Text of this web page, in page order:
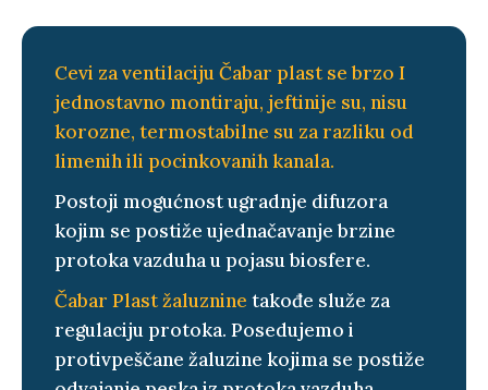
Cevi za ventilaciju Čabar plast se brzo I
jednostavno montiraju, jeftinije su, nisu
korozne, termostabilne su za razliku od
limenih ili pocinkovanih kanala.
Postoji mogućnost ugradnje difuzora
kojim se postiže ujednačavanje brzine
protoka vazduha u pojasu biosfere.
Čabar Plast žaluznine takođe služe za
regulaciju protoka. Posedujemo i
protivpeščane žaluzine kojima se postiže